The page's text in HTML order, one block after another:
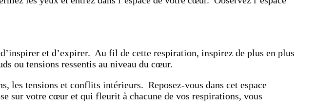
et d’expirer. Au fil de cette respiration, inspirez de plus en plus
ou tensions ressentis au niveau du cœur.
les tensions et conflits intérieurs. Reposez-vous dans cet espace
sur votre cœur et qui fleurit à chacune de vos respirations, vous